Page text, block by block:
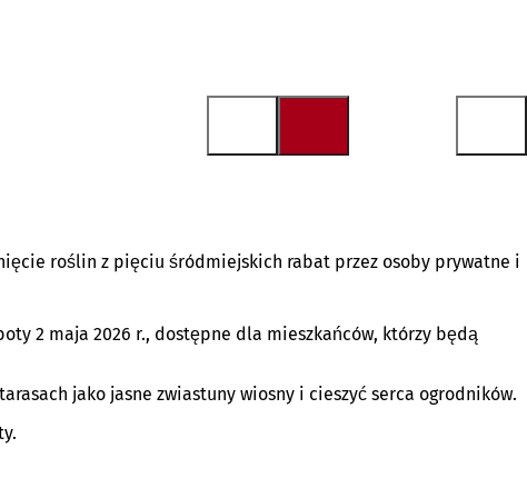
roślin z pięciu śródmiejskich rabat przez osoby prywatne i
2 maja 2026 r., dostępne dla mieszkańców, którzy będą
jako jasne zwiastuny wiosny i cieszyć serca ogrodników.